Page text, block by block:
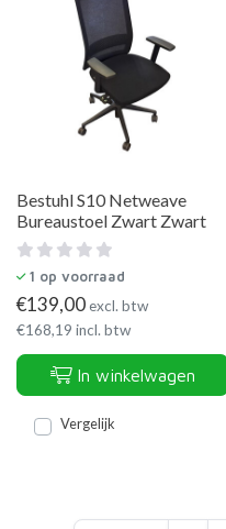
Bestuhl S10 Netweave
Bureaustoel Zwart Zwart
1 op voorraad
€139,00excl. btw
€168,19 incl. btw
In winkelwagen
Vergelijk